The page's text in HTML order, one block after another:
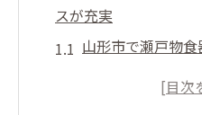
スが充実
山形市で瀬戸物
地域密着型買取